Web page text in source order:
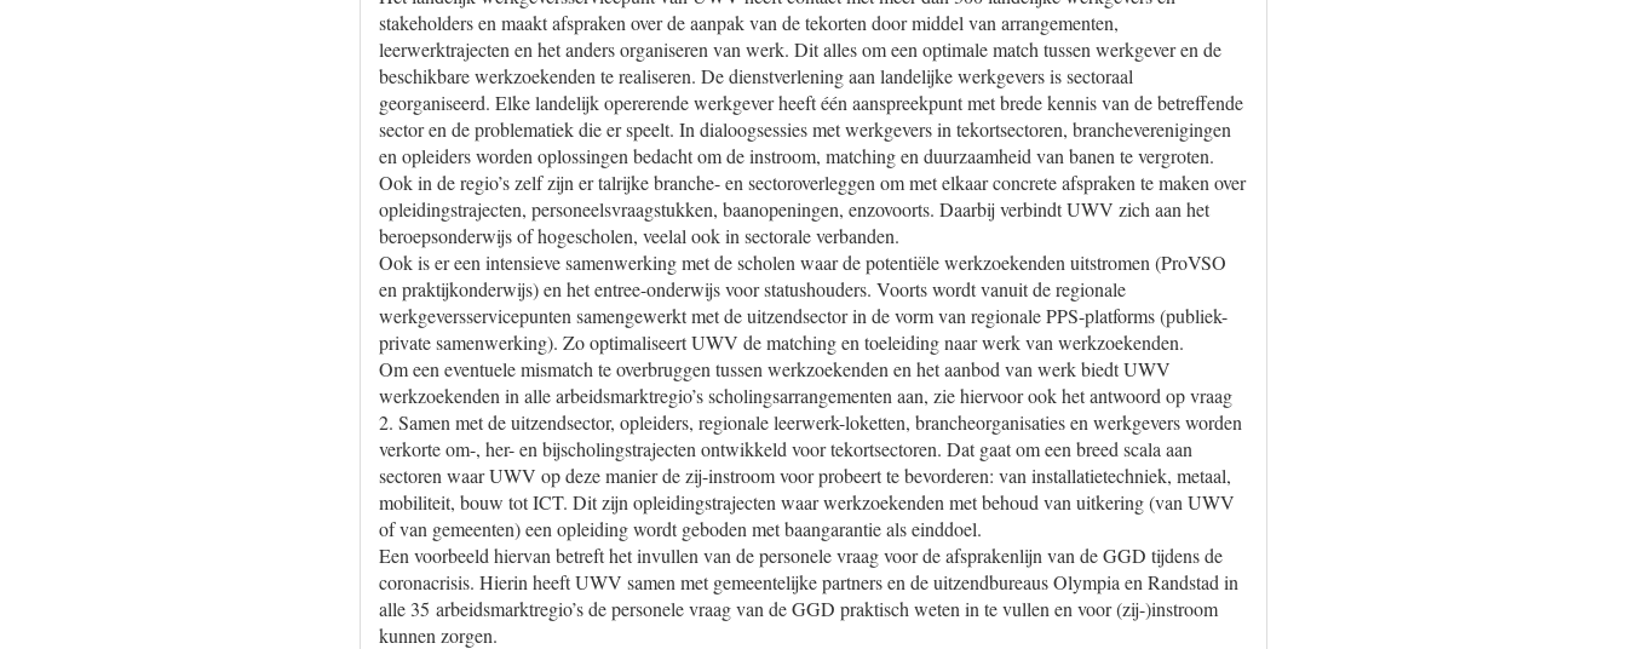
stakeholders en maakt afspraken over de aanpak van de tekorten door middel van arrangementen,
leerwerktrajecten en het anders organiseren van werk. Dit alles om een optimale match tussen werkgever en de
beschikbare werkzoekenden te realiseren. De dienstverlening aan landelijke werkgevers is sectoraal
georganiseerd. Elke landelijk opererende werkgever heeft één aanspreekpunt met brede kennis van de betreffende
sector en de problematiek die er speelt. In dialoogsessies met werkgevers in tekortsectoren, brancheverenigingen
en opleiders worden oplossingen bedacht om de instroom, matching en duurzaamheid van banen te vergroten.
Ook in de regio’s zelf zijn er talrijke branche- en sectoroverleggen om met elkaar concrete afspraken te maken over
opleidingstrajecten, personeelsvraagstukken, baanopeningen, enzovoorts. Daarbij verbindt UWV zich aan het
beroepsonderwijs of hogescholen, veelal ook in sectorale verbanden.
Ook is er een intensieve samenwerking met de scholen waar de potentiële werkzoekenden uitstromen (ProVSO
en praktijkonderwijs) en het entree-onderwijs voor statushouders. Voorts wordt vanuit de regionale
werkgeversservicepunten samengewerkt met de uitzendsector in de vorm van regionale PPS-platforms (publiek-
private samenwerking). Zo optimaliseert UWV de matching en toeleiding naar werk van werkzoekenden.
Om een eventuele mismatch te overbruggen tussen werkzoekenden en het aanbod van werk biedt UWV
werkzoekenden in alle arbeidsmarktregio’s scholingsarrangementen aan, zie hiervoor ook het antwoord op vraag
2. Samen met de uitzendsector, opleiders, regionale leerwerk-loketten, brancheorganisaties en werkgevers worden
verkorte om-, her- en bijscholingstrajecten ontwikkeld voor tekortsectoren. Dat gaat om een breed scala aan
sectoren waar UWV op deze manier de zij-instroom voor probeert te bevorderen: van installatietechniek, metaal,
mobiliteit, bouw tot ICT. Dit zijn opleidingstrajecten waar werkzoekenden met behoud van uitkering (van UWV
of van gemeenten) een opleiding wordt geboden met baangarantie als einddoel.
Een voorbeeld hiervan betreft het invullen van de personele vraag voor de afsprakenlijn van de GGD tijdens de
coronacrisis. Hierin heeft UWV samen met gemeentelijke partners en de uitzendbureaus Olympia en Randstad in
alle 35 arbeidsmarktregio’s de personele vraag van de GGD praktisch weten in te vullen en voor (zij-)instroom
kunnen zorgen.